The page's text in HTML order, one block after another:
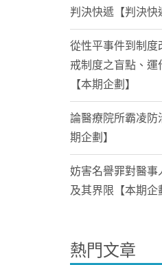
判決快遞【判決快
從性平事件到制度
戒制度之盲點、運
【本期企劃】
論醫療院所霸凌防
期企劃】
妨害名譽罪對醫事
及其界限【本期企
熱門文章